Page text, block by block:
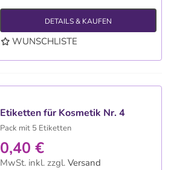
DETAILS & KAUFEN
WUNSCHLISTE
Etiketten für Kosmetik Nr. 4
Pack mit 5 Etiketten
0,40 €
MwSt. inkl. zzgl. Versand